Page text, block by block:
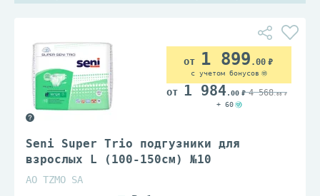
Seni Super Trio подгузники для
взрослых L (100-150см) №10
АО TZMO SA
1 899 .00
с учетом бонусов
1 984.00 4 568.00
+ 60